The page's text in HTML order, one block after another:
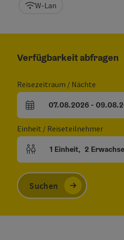
W-Lan
Verfügbarkeit abfragen
Reisezeitraum / Nächte
An- und Abreisefelder
07.08.2026-
Einheit / Reiseteilnehmer
Einheitenanzahl und
1 Einheit, 2
Suchen